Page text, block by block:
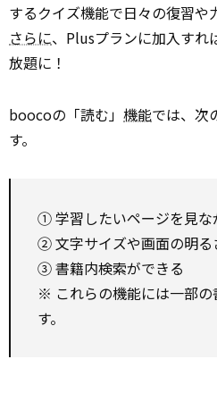
するクイズ機能で日々の復習や
さらに、Plusプランに加入すれ
放題に！
boocoの「読む」 機能では、次
す。
① 学習したいページを見な
② 文字サイズや画面の明る
③ 書籍内検索ができる
※ これらの機能には一部の
す。